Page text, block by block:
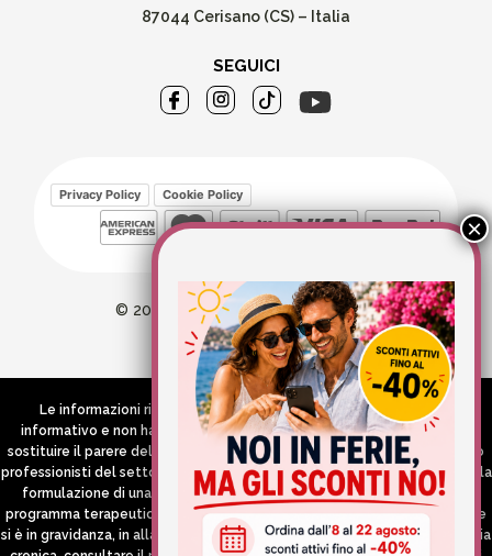
87044 Cerisano (CS) – Italia
SEGUICI
Privacy Policy Cookie Policy
© 2026 Wellvit All Rights Reserved
Credits:Aries comunica
Le informazioni riportate nel Sito hanno esclusivamente scopo
informativo e non hanno in alcun modo né la pretesa né l’obiettivo di
sostituire il parere del medico e/o specialista, di altri operatori sanitari o
professionisti del settore che devono in ogni caso essere contattati per la
formulazione di una diagnosi o l’indicazione di un eventuale corretto
programma terapeutico e/o dietetico e/o di integrazione alimentare. Se
si è in gravidanza, in allattamento o si stanno assumendo farmaci in terapia